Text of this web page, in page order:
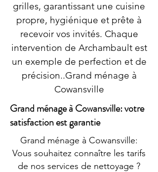
grilles, garantissant une cuisine
propre, hygiénique et prête à
recevoir vos invités. Chaque
intervention de Archambault est
un exemple de perfection et de
précision..Grand ménage à
Cowansville
Grand ménage à Cowansville: votre
satisfaction est garantie
Grand ménage à Cowansville:
Vous souhaitez connaître les tarifs
de nos services de nettoyage ?